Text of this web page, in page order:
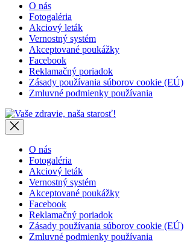
O nás
Fotogaléria
Akciový leták
Vernostný systém
Akceptované poukážky
Facebook
Reklamačný poriadok
Zásady používania súborov cookie (EÚ)
Zmluvné podmienky používania
O nás
Fotogaléria
Akciový leták
Vernostný systém
Akceptované poukážky
Facebook
Reklamačný poriadok
Zásady používania súborov cookie (EÚ)
Zmluvné podmienky používania